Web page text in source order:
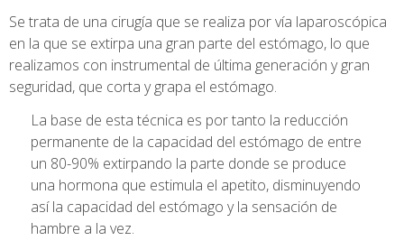
Se trata de una cirugía que se realiza por vía laparoscópica
en la que se extirpa una gran parte del estómago, lo que
realizamos con instrumental de última generación y gran
seguridad, que corta y grapa el estómago.
La base de esta técnica es por tanto la reducción
permanente de la capacidad del estómago de entre
un 80-90% extirpando la parte donde se produce
una hormona que estimula el apetito, disminuyendo
así la capacidad del estómago y la sensación de
hambre a la vez.